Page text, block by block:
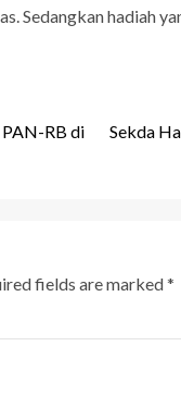
Sedangkan hadiah
RB di
Sekda
fields are marked*